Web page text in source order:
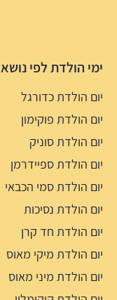
ימי הולדת לפי נושא
יום הולדת כדורגל
יום הולדת פוקימון
יום הולדת סוניק
יום הולדת ספיידרמן
יום הולדת סמי הכבאי
יום הולדת נסיכות
יום הולדת חד קרן
יום הולדת מיקי מאוס
יום הולדת מיני מאוס